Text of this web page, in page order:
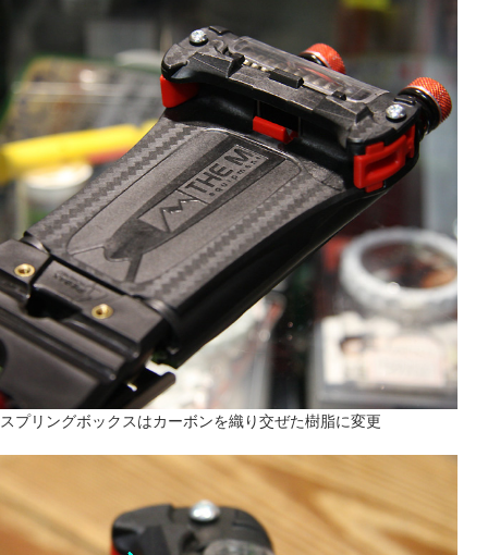
スプリングボックスはカーボンを織り交ぜた樹脂に変更